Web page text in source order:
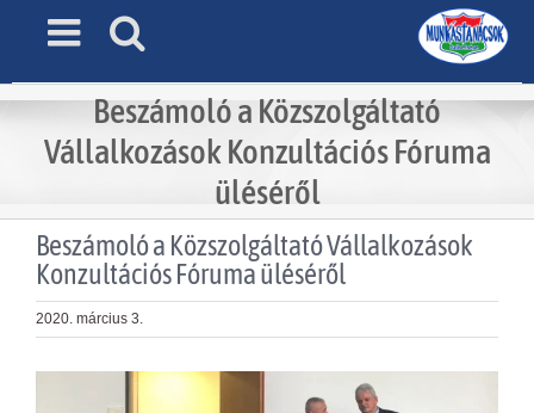
Beszámoló a Közszolgáltató
Vállalkozások Konzultációs Fóruma
üléséről
Beszámoló a Közszolgáltató Vállalkozások
Konzultációs Fóruma üléséről
2020. március 3.